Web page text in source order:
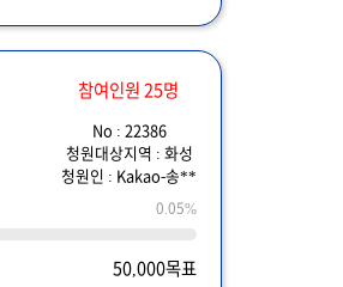
참여인원 25명
No : 22386
청원대상지역 : 화성
청원인 : Kakao-송**
0.05%
50,000목표